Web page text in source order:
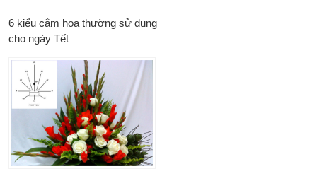
6 kiểu cắm hoa thường sử dụng
cho ngày Tết